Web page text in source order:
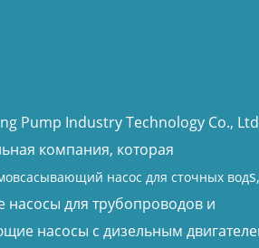
Pump Industry Technology Co.,
компания, которая
насос для сточных водs,
насосы для трубопроводов и
насосы с дизельным